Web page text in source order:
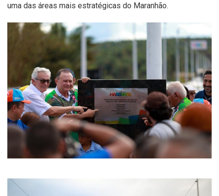
uma das áreas mais estratégicas do Maranhão.